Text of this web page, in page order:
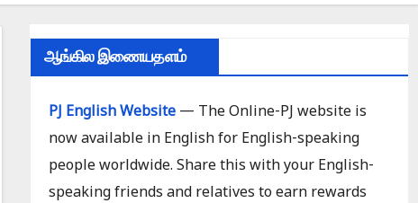
ஆங்கில இணையதளம்
PJ English Website— The Online-PJ website is
now available in English for English-speaking
people worldwide. Share this with your English-
speaking friends and relatives to earn rewards